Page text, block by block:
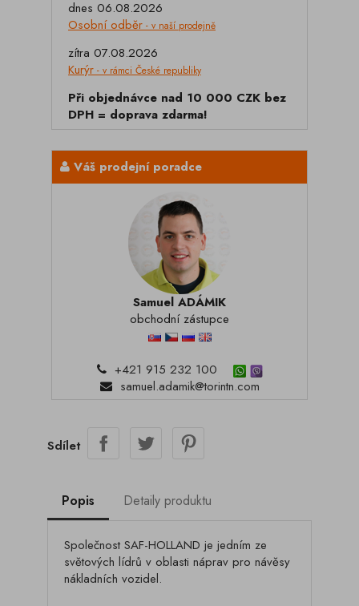
dnes 06.08.2026
Osobní odběr - v naší prodejně
zítra 07.08.2026
Kurýr - v rámci České republiky
Při objednávce nad 10 000 CZK bez
DPH = doprava zdarma!
Váš prodejní poradce
Samuel ADÁMIK
obchodní zástupce
+421 915 232 100
samuel.adamik@torintn.com
Sdílet
Popis Detaily produktu
Společnost SAF-HOLLAND je jedním ze
světových lídrů v oblasti náprav pro návěsy
nákladních vozidel.